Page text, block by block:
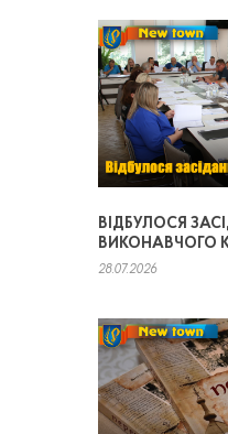
ВІДБУЛОСЯ
ВИКОНАВЧОГО
28.07.2026